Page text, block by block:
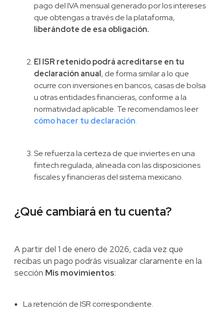
pago del IVA mensual generado por los intereses
que obtengas a través de la plataforma,
liberándote de esa obligación.
El ISR retenido podrá acreditarse en tu
declaración anual, de forma similar a lo que
ocurre con inversiones en bancos, casas de bolsa
u otras entidades financieras, conforme a la
normatividad aplicable. Te recomendamos leer
cómo hacer tu declaración.
Se refuerza la certeza de que inviertes en una
fintech regulada, alineada con las disposiciones
fiscales y financieras del sistema mexicano.
¿Qué cambiará en tu cuenta?
A partir del 1 de enero de 2026, cada vez que
recibas un pago podrás visualizar claramente en la
sección Mis movimientos:
La retención de ISR correspondiente.